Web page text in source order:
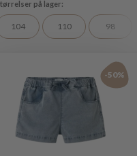
104 110 98
-50%